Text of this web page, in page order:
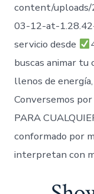
content/
03-12-at-
servicio desde
buscas animar
llenos de
Conversemos
PARA
conformado por
interpretan con